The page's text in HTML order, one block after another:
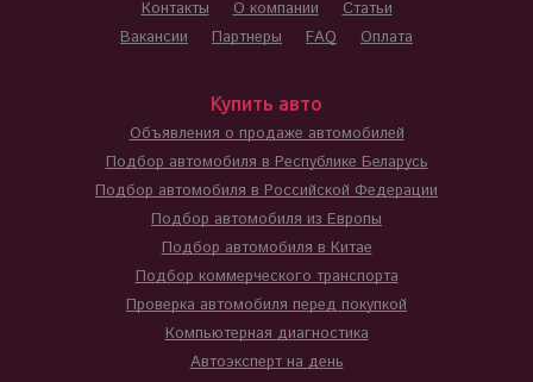
Контакты О компании
Статьи
Вакансии
Партнеры FAQ Оплата
Купить авто
Объявления о продаже автомобилей
Подбор автомобиля в Республике Беларусь
Подбор автомобиля в Российской Федерации
Подбор автомобиля из Европы
Подбор автомобиля в Китае
Подбор коммерческого транспорта
Проверка автомобиля перед покупкой
Компьютерная диагностика
Автоэксперт на день